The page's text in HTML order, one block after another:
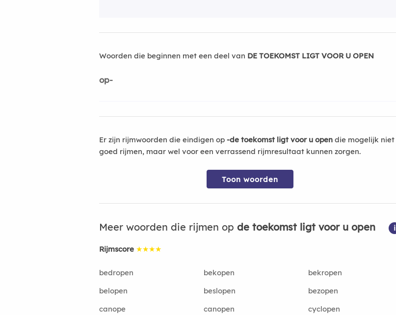
Woorden die beginnen met een deel van DE TOEKOMST LIGT VOOR U OPEN
op-
Er zijn rijmwoorden die eindigen op -de toekomst ligt voor u open die mogelijk niet
goed rijmen, maar wel voor een verrassend rijmresultaat kunnen zorgen.
Toon woorden
Meer woorden die rijmen op de toekomst ligt voor u open i
Rijmscore ★★★★
bedropen bekopen
bekropen
belopen
beslopen
bezopen
canope
canopen
cyclopen